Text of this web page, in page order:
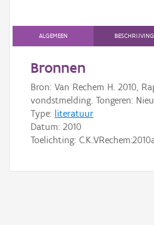
Hergebruik
Aanmelden
ALGEMEEN BESCHRIJVING
Bronnen
Bron: Van Rechem H. 2010,
vondstmelding. Tongeren:
Type: literatuur
Datum: 2010
Toelichting: